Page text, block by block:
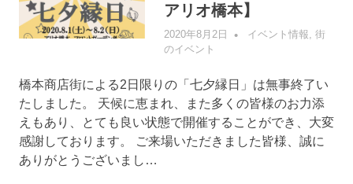
アリオ橋本】
2020年8月2日 管理者
イベント情報, 街
のイベント
橋本商店街による2日限りの「七夕縁日」は無事終了い
たしました。 天候に恵まれ、また多くの皆様のお力添
えもあり、とても良い状態で開催することができ、大変
感謝しております。 ご来場いただきました皆様、誠に
ありがとうございまし…